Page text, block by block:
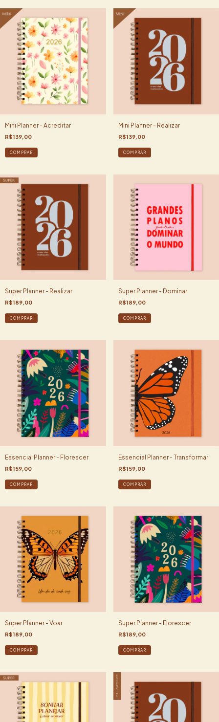
Mini Planner - Acreditar
R$139,00
COMPRAR
Mini Planner - Realizar
R$139,00
COMPRAR
Super Planner - Realizar
R$189,00
COMPRAR
Super Planner - Dominar
R$189,00
COMPRAR
Essencial Planner - Florescer
R$159,00
COMPRAR
Essencial Planner - Transformar
R$159,00
COMPRAR
Super Planner - Voar
R$189,00
COMPRAR
Super Planner - Florescer
R$189,00
COMPRAR